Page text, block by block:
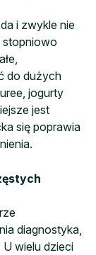
i zwykle nie
stopniowo
do dużych
jogurty
jest
się poprawia
diagnostyka,
wielu dzieci